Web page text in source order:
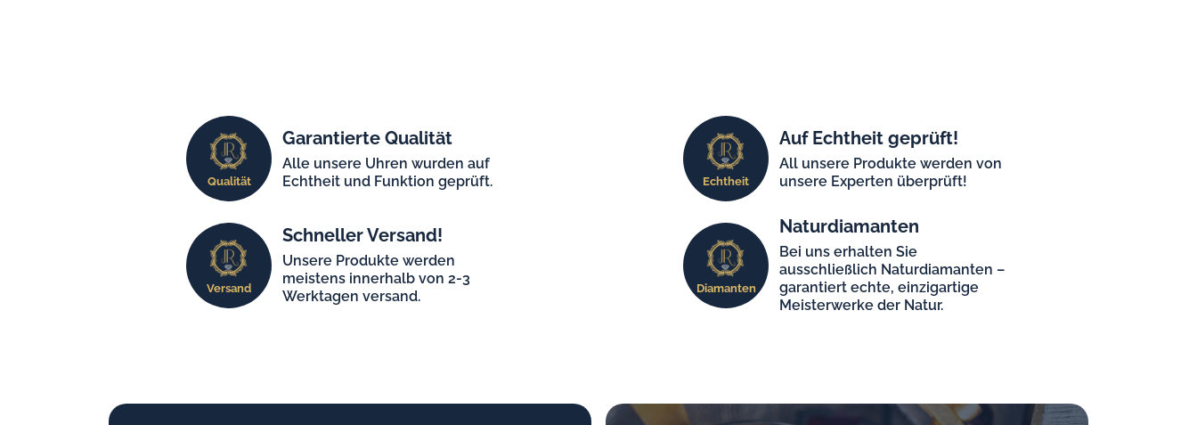
Qualität
Garantierte Qualität
Alle unsere Uhren wurden auf
Echtheit und Funktion geprüft.
Echtheit
Auf Echtheit geprüft!
All unsere Produkte werden von
unsere Experten überprüft!
Versand
Schneller Versand!
Unsere Produkte werden
meistens innerhalb von 2-3
Werktagen versand.
Diamanten
Naturdiamanten
Bei uns erhalten Sie
ausschließlich Naturdiamanten –
garantiert echte, einzigartige
Meisterwerke der Natur.